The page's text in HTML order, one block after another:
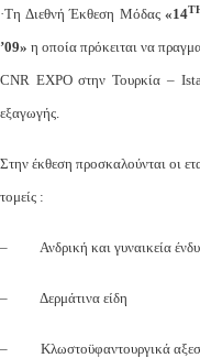
·Τη Διεθνή Έκθεση Μόδας «14
’09» η οποία πρόκειται να
CNR EXPO στην Τουρκία –
εξαγωγής.
Στην έκθεση προσκαλούνται οι
τομείς :
– Ανδρική και γυναικεία
– Δερμάτινα είδη
– Κλωστοϋφαντουργικά